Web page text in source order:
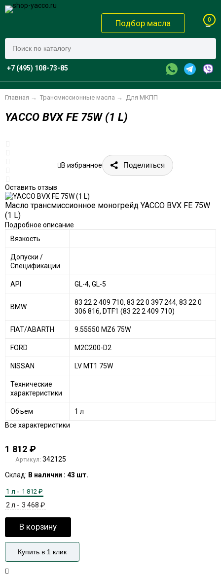
Подбор масла 0
+7 (495) 108-73-85
Главная → Трансмиссионные масла → Для МКПП
YACCO BVX FE 75W (1 L)
Оставить отзыв
В избранное Поделиться
Масло трансмиссионное моногрейд YACCO BVX FE 75W
(1 L)
Подробное описание
Вязкость
Допуски /
Спецификации
API GL-4, GL-5
BMW
83 22 2 409 710, 83 22 0 397 244, 83 22 0
306 816, DTF1 (83 22 2 409 710)
FIAT/ABARTH 9.55550 MZ6 75W
FORD M2C200-D2
NISSAN LV MT1 75W
Технические
характеристики
Объем
1 л
Все характеристики
1 812 ₽
Артикул: 342125
Склад: В наличии : 43 шт.
1 л - 1 812 ₽
2 л - 3 468 ₽
В корзину
Купить в 1 клик